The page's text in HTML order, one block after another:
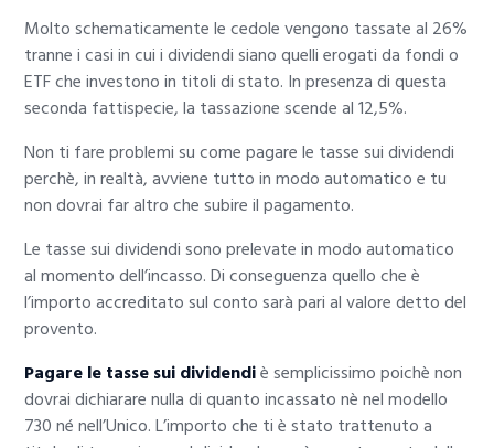
Molto schematicamente le cedole vengono tassate al 26%
tranne i casi in cui i dividendi siano quelli erogati da fondi o
ETF che investono in titoli di stato. In presenza di questa
seconda fattispecie, la tassazione scende al 12,5%.
Non ti fare problemi su come pagare le tasse sui dividendi
perchè, in realtà, avviene tutto in modo automatico e tu
non dovrai far altro che subire il pagamento.
Le tasse sui dividendi sono prelevate in modo automatico
al momento dell’incasso. Di conseguenza quello che è
l’importo accreditato sul conto sarà pari al valore detto del
provento.
Pagare le tasse sui dividendiè semplicissimo poichè non
dovrai dichiarare nulla di quanto incassato nè nel modello
730 né nell’Unico. L’importo che ti è stato trattenuto a